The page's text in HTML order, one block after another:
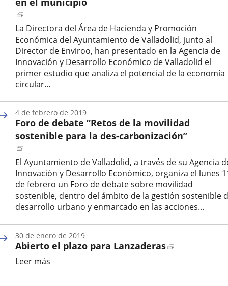
Enlace
a
una
aplicación
externa.
La Directora del Área de Hacienda y Promoción
Económica del Ayuntamiento de Valladolid, junto al
Director de Enviroo, han presentado en la Agencia de
Innovación y Desarrollo Económico de Valladolid el
primer estudio que analiza el potencial de la economía
circular...
la
noticia
Foro de debate “Retos de la movilidad
sostenible para la des-carbonización”
Enlace
a
una
aplicación
externa.
El Ayuntamiento de Valladolid, a través de su Agencia
Innovación y Desarrollo Económico, organiza el lunes
de febrero un Foro de debate sobre movilidad
sostenible, dentro del ámbito de la gestión sostenible
desarrollo urbano y enmarcado en las acciones...
la
noticia
4 de febrero de 2019
Abierto el plazo para Lanzaderas
Enlace
Leer más
30 de enero de 2019